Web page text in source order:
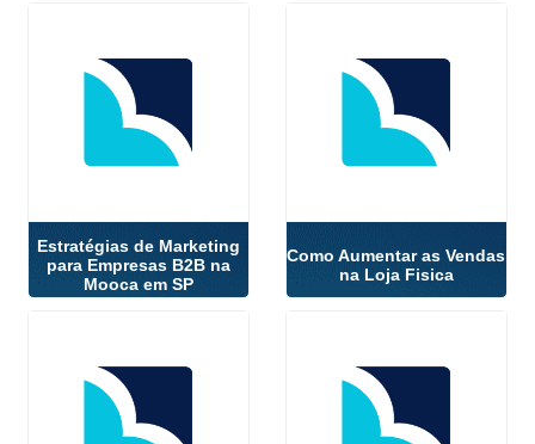
Estratégias de Marketing
para Empresas B2B na
Mooca em SP
Como Aumentar as Vendas
na Loja Fisica